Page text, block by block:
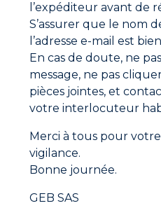
l’expéditeur avant de
S’assurer que le nom
l’adresse e-mail est
En cas de doute, ne
message, ne pas
pièces jointes, et
votre interlocuteur
Merci à tous pour
vigilance.
Bonne journée.
GEB SAS